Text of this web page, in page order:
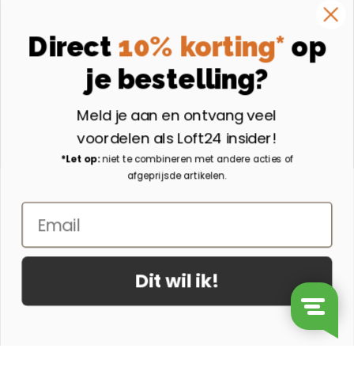
Instagram
Volg ons op Instagram
Aangesloten bij
Direct 10% korting* op
je bestelling?
Meld je aan en ontvang veel
voordelen als Loft24 insider!
*Let op:niet te combineren met andere acties of
afgeprijsde artikelen.
Email
Dit wil ik!